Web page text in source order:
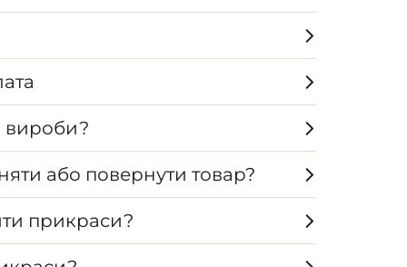
вироби?
або повернути товар?
прикраси?